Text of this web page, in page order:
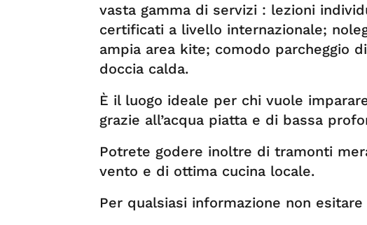
vasta gamma di servizi : lezioni
certificati a livello internazionale;
ampia area kite; comodo parcheggio
doccia calda.
È il luogo ideale per chi vuole
grazie all’acqua piatta e di bassa
Potrete godere inoltre di tramonti
vento e di ottima cucina locale.
Per qualsiasi informazione non